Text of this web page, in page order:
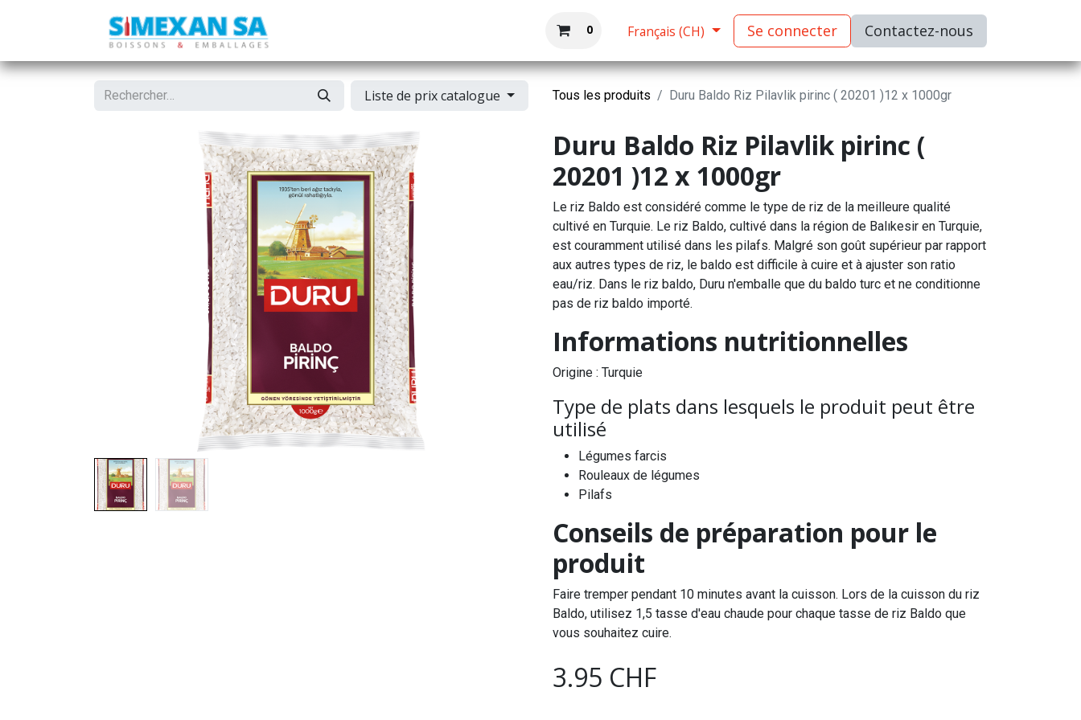
0 Français (CH) Se connecter C​​​​ontactez-nous
Liste de prix catalogue Tous les produits Duru Baldo Riz Pilavlik pirinc ( 20201 )12 x 1000gr
Duru Baldo Riz Pilavlik pirinc (
20201 )12 x 1000gr
Le riz Baldo est considéré comme le type de riz de la meilleure qualité
cultivé en Turquie. Le riz Baldo, cultivé dans la région de Balıkesir en Turquie,
est couramment utilisé dans les pilafs. Malgré son goût supérieur par rapport
aux autres types de riz, le baldo est difficile à cuire et à ajuster son ratio
eau/riz. Dans le riz baldo, Duru n'emballe que du baldo turc et ne conditionne
pas de riz baldo importé.
Informations nutritionnelles
Origine : Turquie
Type de plats dans lesquels le produit peut être
utilisé
Légumes farcis
Rouleaux de légumes
Pilafs
Conseils de préparation pour le
produit
Faire tremper pendant 10 minutes avant la cuisson. Lors de la cuisson du riz
Baldo, utilisez 1,5 tasse d'eau chaude pour chaque tasse de riz Baldo que
vous souhaitez cuire.
3.95 CHF